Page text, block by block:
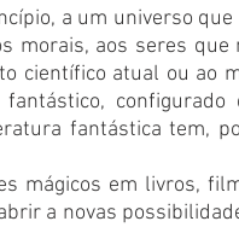
a um universo
morais, aos seres que
científico atual ou ao
configurado
fantástica tem,
mágicos em livros,
a novas